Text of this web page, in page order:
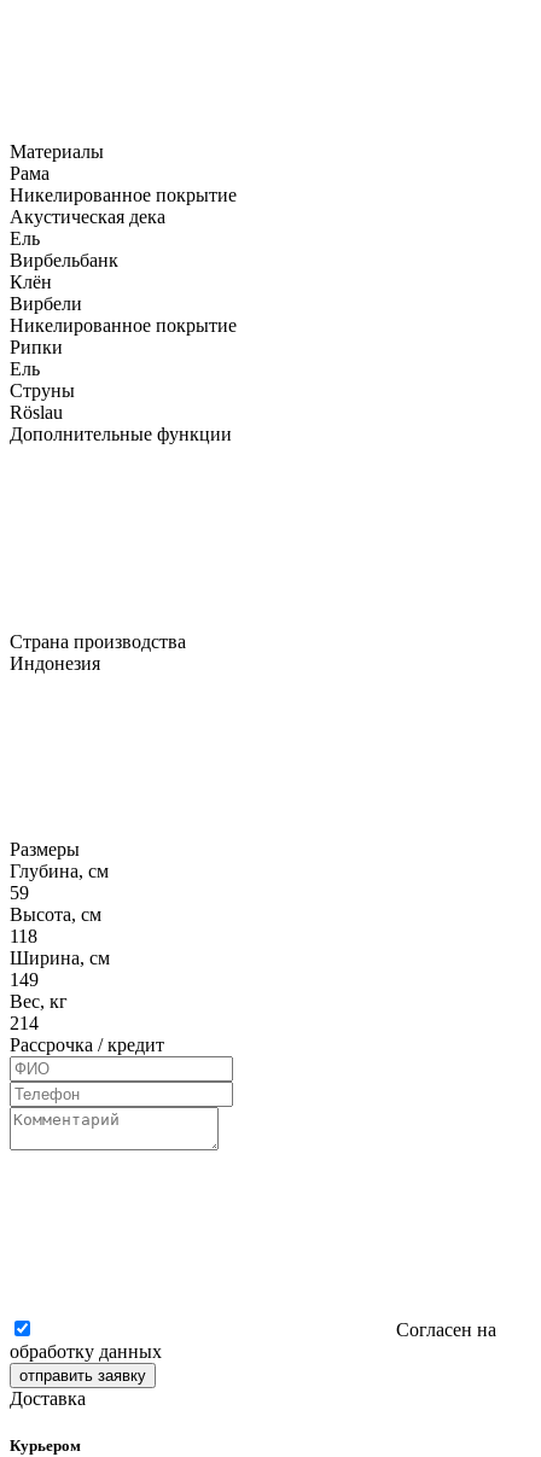
Материалы
Рама
Никелированное покрытие
Акустическая дека
Ель
Вирбельбанк
Клён
Вирбели
Никелированное покрытие
Рипки
Ель
Струны
Röslau
Дополнительные функции
Страна производства
Индонезия
Размеры
Глубина, см
59
Высота, см
118
Ширина, см
149
Вес, кг
214
Рассрочка / кредит
Согласен на
обработку данных
отправить заявку
Доставка
Курьером